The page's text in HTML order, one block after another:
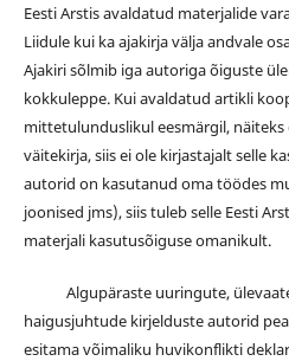
Eesti Arstis avaldatud materjalide
Liidule kui ka ajakirja välja andvale
Ajakiri sõlmib iga autoriga õiguste
kokkuleppe. Kui avaldatud artikli
mittetulunduslikul eesmärgil, näiteks
väitekirja, siis ei ole kirjastajalt selle
autorid on kasutanud oma töödes
joonised jms), siis tuleb selle Eesti
materjali kasutusõiguse omanikult.
Algupäraste uuringute,
haigusjuhtude kirjelduste autorid
esitama võimaliku huvikonflikti